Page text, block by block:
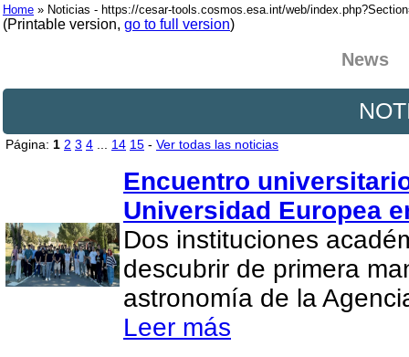
Home » Noticias - https://cesar-tools.cosmos.esa.int/web/
(Printable version, go to full version)
News
Página: 1 2 3 4 14 15 - Ver todas las noticias
Encuentro
Universidad Europea
Dos instituciones
descubrir de primera
astronomía de la
Leer más